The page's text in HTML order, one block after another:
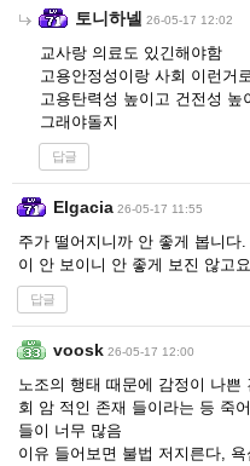
토니하넬 26-05-17 12:02
교사랑 의료도 있긴해야함
고용안정성이랑 사회 이런거
고용탄력성 높이고 건전성
그래야돌지
답글
Elgacia 26-05-17 11:55
주가 떨어지니까 안 좋게 봅니다
이 안 보이니 안 좋게 보진 않고
답글
voosk 26-05-17 12:00
노조의 행태 때문에 감정이 나
회 암 적인 존재 들이라는 등 죽
들이 너무 많음
이유 들어보면 불법 저지른다,